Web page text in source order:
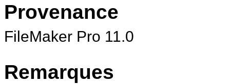
Provenance
FileMaker Pro 11.0
Remarques